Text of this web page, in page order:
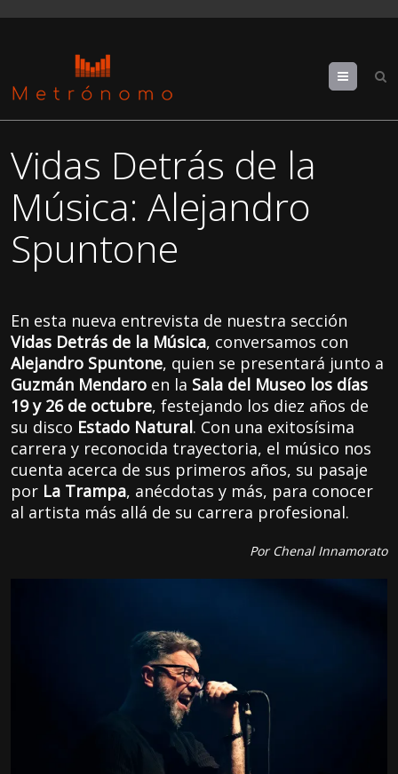
Menu
Vidas Detrás de la
Música: Alejandro
Spuntone
En esta nueva entrevista de nuestra sección
Vidas Detrás de la Música, conversamos con
Alejandro Spuntone, quien se presentará junto a
Guzmán Mendaro en la Sala del Museo los días
19 y 26 de octubre, festejando los diez años de
su disco Estado Natural. Con una exitosísima
carrera y reconocida trayectoria, el músico nos
cuenta acerca de sus primeros años, su pasaje
por La Trampa, anécdotas y más, para conocer
al artista más allá de su carrera profesional.
Por Chenal Innamorato